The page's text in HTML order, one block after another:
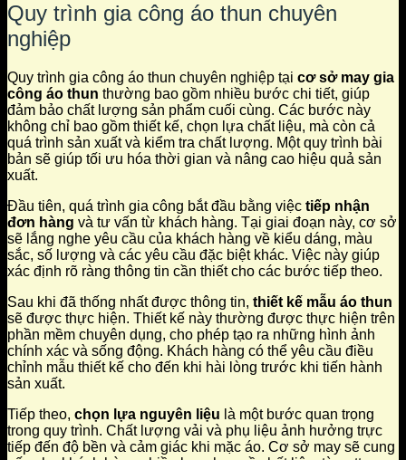
Quy trình gia công áo thun chuyên
nghiệp
Quy trình gia công áo thun chuyên nghiệp tại cơ sở may gia
công áo thun thường bao gồm nhiều bước chi tiết, giúp
đảm bảo chất lượng sản phẩm cuối cùng. Các bước này
không chỉ bao gồm thiết kế, chọn lựa chất liệu, mà còn cả
quá trình sản xuất và kiểm tra chất lượng. Một quy trình bài
bản sẽ giúp tối ưu hóa thời gian và nâng cao hiệu quả sản
xuất.
Đầu tiên, quá trình gia công bắt đầu bằng việc tiếp nhận
đơn hàng và tư vấn từ khách hàng. Tại giai đoạn này, cơ sở
sẽ lắng nghe yêu cầu của khách hàng về kiểu dáng, màu
sắc, số lượng và các yêu cầu đặc biệt khác. Việc này giúp
xác định rõ ràng thông tin cần thiết cho các bước tiếp theo.
Sau khi đã thống nhất được thông tin, thiết kế mẫu áo thun
sẽ được thực hiện. Thiết kế này thường được thực hiện trên
phần mềm chuyên dụng, cho phép tạo ra những hình ảnh
chính xác và sống động. Khách hàng có thể yêu cầu điều
chỉnh mẫu thiết kế cho đến khi hài lòng trước khi tiến hành
sản xuất.
Tiếp theo, chọn lựa nguyên liệu là một bước quan trọng
trong quy trình. Chất lượng vải và phụ liệu ảnh hưởng trực
tiếp đến độ bền và cảm giác khi mặc áo. Cơ sở may sẽ cung